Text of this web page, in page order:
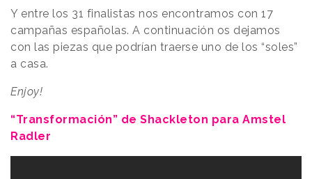
Y entre los 31 finalistas nos encontramos con 17
campañas españolas. A continuación os dejamos
con las piezas que podrían traerse uno de los “soles”
a casa.
Enjoy!
“Transformación” de Shackleton para Amstel
Radler